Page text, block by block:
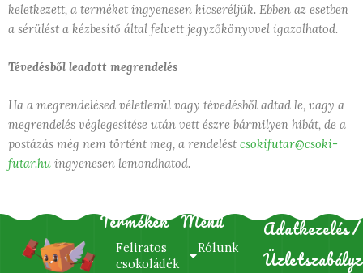
keletkezett, a terméket ingyenesen kicseréljük. Ebben az esetben
a sérülést a kézbesítő által felvett jegyzőkönyvvel igazolhatod.
Tévedésből leadott megrendelés
Ha a megrendelésed véletlenül vagy tévedésből adtad le, vagy a
megrendelés véglegesítése után vett észre bármilyen hibát, de a
postázás még nem történt meg, a rendelést csokifutar@csoki-
futar.hu ingyenesen lemondhatod.
Termékek
Feliratos
csokoládék
Menü
Rólunk
Adatkezelés/